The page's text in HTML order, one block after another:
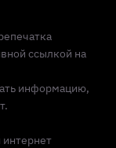
ссылкой на
информацию,
интернет